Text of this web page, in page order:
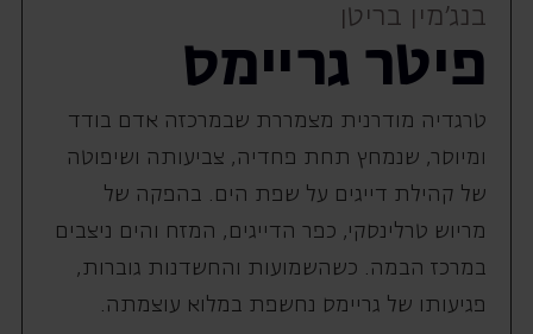
בנג'מין בריטן
פיטר גריימס
טרגדיה מודרנית מצמררת שבמרכזה אדם בודד
ומיוסר, שנמחץ תחת פחדיה, צביעותה ושיפוטה
של קהילת דייגים על שפת הים. בהפקה של
מריוש טרלינסקי, כפר הדייגים, המזח והים ניצבים
במרכז הבמה. כשהשמועות והחשדנות גוברות,
פגיעותו של גריימס נחשפת במלוא עוצמתה.